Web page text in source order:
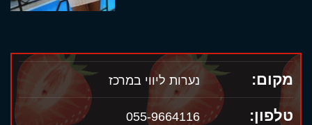
מקום: נערות ליווי במרכז
טלפון: 055-9664116